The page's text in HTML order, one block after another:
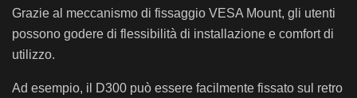
Grazie al meccanismo di fissaggio VESA Mount, gli utenti
possono godere di flessibilità di installazione e comfort di
utilizzo.
Ad esempio, il D300 può essere facilmente fissato sul retro